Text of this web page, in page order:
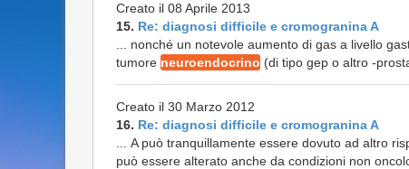
Creato il 08 Aprile 2013
15. Re: diagnosi difficile e cromogranina A
... nonché un notevole aumento di gas a livello
tumore neuroendocrino (di tipo gep o altro -
Creato il 30 Marzo 2012
16. Re: diagnosi difficile e cromogranina A
... A può tranquillamente essere dovuto ad altro
può essere alterato anche da condizioni non